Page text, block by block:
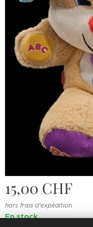
15,00 CHF
hors frais d'expédition
En stock